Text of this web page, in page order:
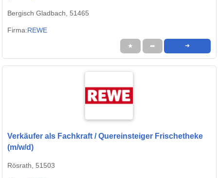
Bergisch Gladbach, 51465
Firma:REWE
★ ➦ ➜
Verkäufer als Fachkraft / Quereinsteiger Frischetheke
(m/w/d)
Rösrath, 51503